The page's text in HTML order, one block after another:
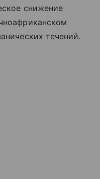
снижение
течений.